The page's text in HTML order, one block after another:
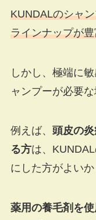
KUNDALのシャ
ラインナップが
しかし、極端に
ャンプーが必要
例えば、 頭皮の
る方は、
にした方がよいか
薬用の養毛剤を